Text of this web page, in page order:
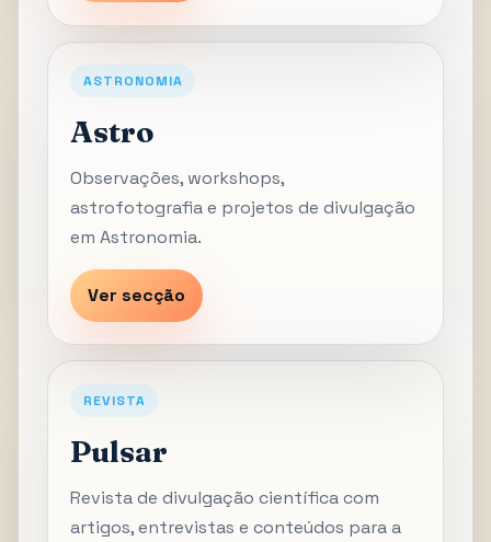
ASTRONOMIA
Astro
Observações, workshops,
astrofotografia e projetos de divulgação
em Astronomia.
Ver secção
REVISTA
Pulsar
Revista de divulgação científica com
artigos, entrevistas e conteúdos para a